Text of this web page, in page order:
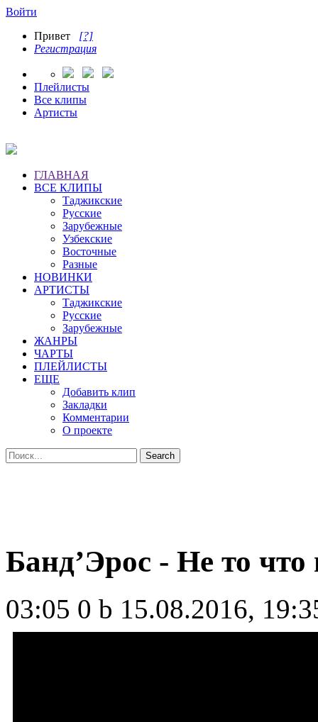
Войти
Привет [?]
Регистрация
Плейлисты
Все клипы
Артисты
ГЛАВНАЯ
ВСЕ КЛИПЫ
Таджикские
Русские
Зарубежные
Узбекские
Восточные
Разные
НОВИНКИ
АРТИСТЫ
Таджикские
Русские
Зарубежные
ЖАНРЫ
ЧАРТЫ
ПЛЕЙЛИСТЫ
ЕЩЕ
Добавить клип
Закладки
Комментарии
О проекте
Банд’Эрос - Не то
03:05 0 b 15.08.2016,